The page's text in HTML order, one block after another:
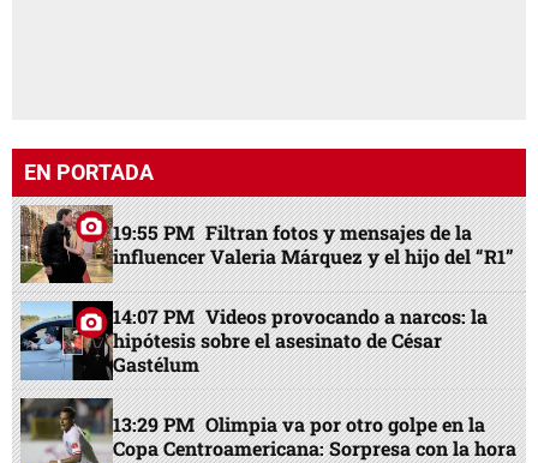
EN PORTADA
19:55 PM Filtran fotos y mensajes de la
influencer Valeria Márquez y el hijo del “R1”
14:07 PM Videos provocando a narcos: la
hipótesis sobre el asesinato de César
Gastélum
13:29 PM Olimpia va por otro golpe en la
Copa Centroamericana: Sorpresa con la hora